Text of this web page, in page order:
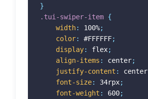
}
.tui-swiper-item {
width: 100%;
color: #FFFFFF;
display: flex;
align-items : center;
justify-content : center
font-size: 34rpx;
font-weight : 600;